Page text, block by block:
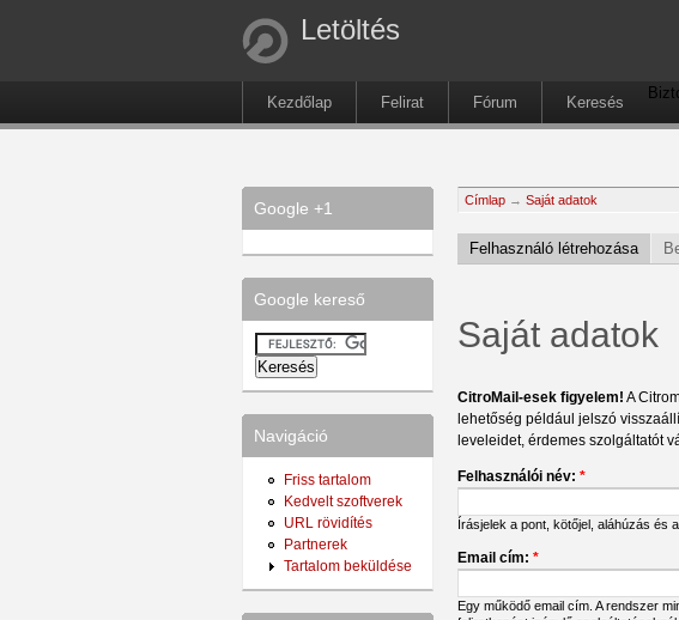
Letöltés
Kezdőlap Felirat Fórum Keresés
Google +1
Google kereső
Navigáció
Friss tartalom
Kedvelt szoftverek
URL rövidítés
Partnerek
Tartalom beküldése
Címlap → Saját adatok
Felhasználó létrehozása
Saját adatok
CitroMail-esek figyelem! A
lehetőség például jelszó
leveleidet, érdemes szolgáltatót
Felhasználói név: *
Írásjelek a pont, kötőjel, aláhúzás és
Email cím: *
Egy működő email cím. A rendszer